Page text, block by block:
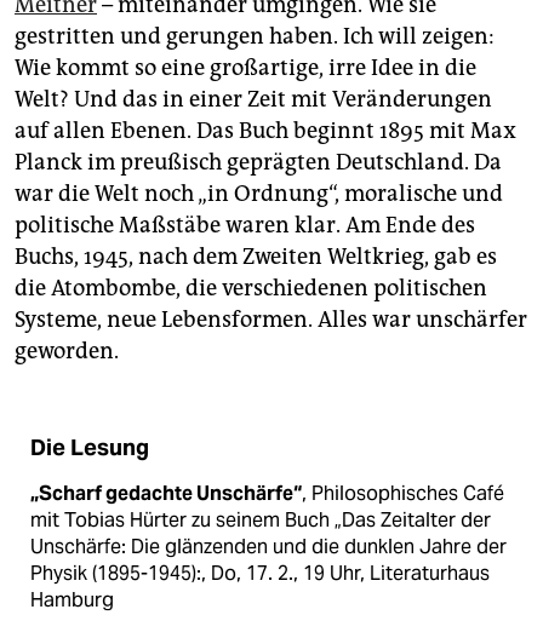
gestritten und gerungen haben. Ich will zeigen:
Wie kommt so eine großartige, irre Idee in die
Welt? Und das in einer Zeit mit Veränderungen
auf allen Ebenen. Das Buch beginnt 1895 mit Max
Planck im preußisch geprägten Deutschland. Da
war die Welt noch „in Ordnung“, moralische und
politische Maßstäbe waren klar. Am Ende des
Buchs, 1945, nach dem Zweiten Weltkrieg, gab es
die Atombombe, die verschiedenen politischen
Systeme, neue Lebensformen. Alles war unschärfer
geworden.
Die Lesung
„Scharf gedachte Unschärfe“, Philosophisches Café
mit Tobias Hürter zu seinem Buch „Das Zeitalter der
Unschärfe: Die glänzenden und die dunklen Jahre der
Physik (1895-1945):, Do, 17. 2., 19 Uhr, Literaturhaus
Hamburg